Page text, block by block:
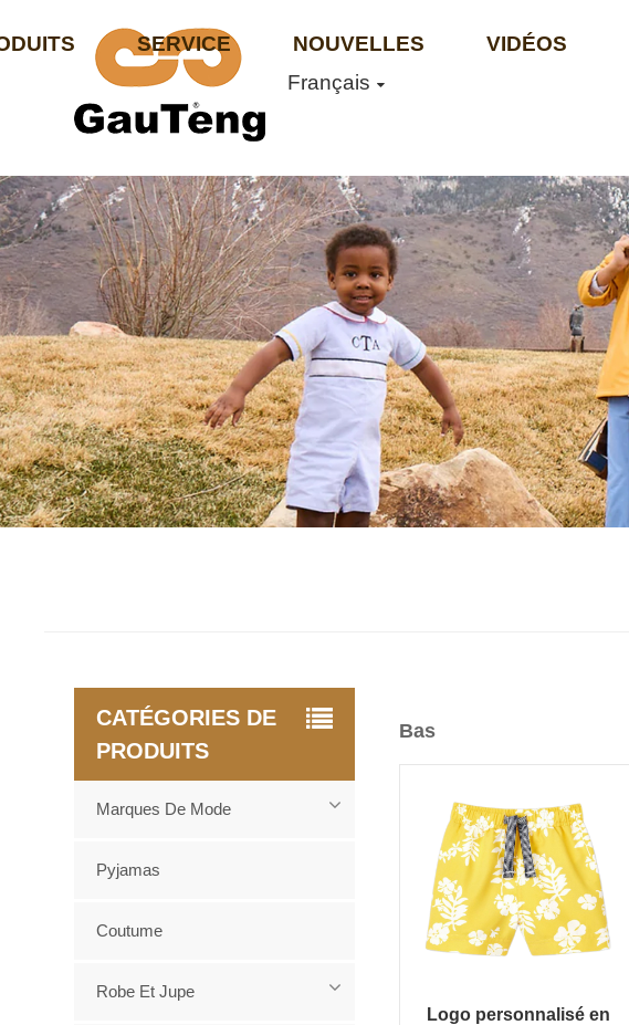
Français
SERVICE NOUVELLES VIDÉOS
Bas
Logo personnalisé en
CATÉGORIES DE
PRODUITS
Marques De Mode
Pyjamas
Coutume
Robe Et Jupe